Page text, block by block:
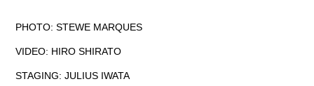
PHOTO: STEWE MARQUES
VIDEO: HIRO SHIRATO
STAGING: JULIUS IWATA